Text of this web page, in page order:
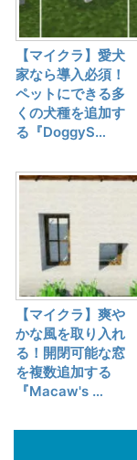
【マイクラ】愛犬
家なら導入必須！
ペットにできる多
くの犬種を追加す
る『DoggyS…
【マイクラ】爽や
かな風を取り入れ
る！開閉可能な窓
を複数追加する
『Macaw's …